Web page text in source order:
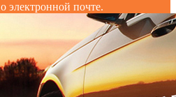
электронной почте.